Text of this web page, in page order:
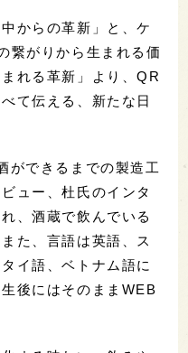
からの革新」と、ケ
繋がりから生まれる価
れる革新」より、QR
て伝える、新たな日
ができるまでの製造工
ュー、杜氏のインタ
、酒蔵で飲んでいる
た、言語は英語、ス
イ語、ベトナム語に
後にはそのままWEB